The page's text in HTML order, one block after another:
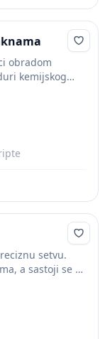
obradom
kemijskog
slijedi
setvu.
a sastoji se u
obim. Posle